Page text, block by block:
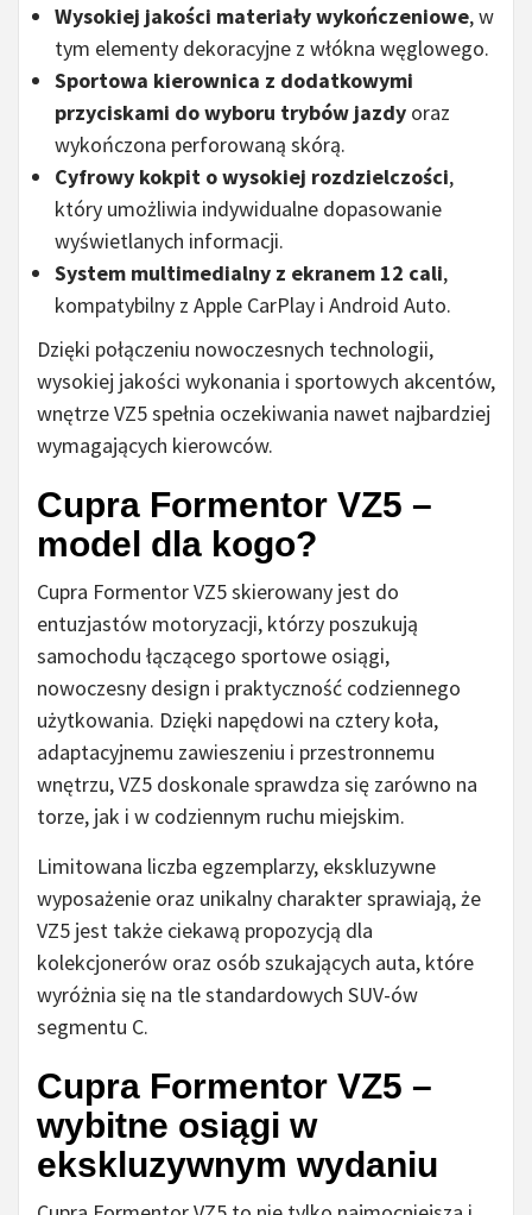
Wysokiej jakości materiały wykończeniowe, w
tym elementy dekoracyjne z włókna węglowego.
Sportowa kierownica z dodatkowymi
przyciskami do wyboru trybów jazdy oraz
wykończona perforowaną skórą.
Cyfrowy kokpit o wysokiej rozdzielczości,
który umożliwia indywidualne dopasowanie
wyświetlanych informacji.
System multimedialny z ekranem 12 cali,
kompatybilny z Apple CarPlay i Android Auto.
Dzięki połączeniu nowoczesnych technologii,
wysokiej jakości wykonania i sportowych akcentów,
wnętrze VZ5 spełnia oczekiwania nawet najbardziej
wymagających kierowców.
Cupra Formentor VZ5 –
model dla kogo?
Cupra Formentor VZ5 skierowany jest do
entuzjastów motoryzacji, którzy poszukują
samochodu łączącego sportowe osiągi,
nowoczesny design i praktyczność codziennego
użytkowania. Dzięki napędowi na cztery koła,
adaptacyjnemu zawieszeniu i przestronnemu
wnętrzu, VZ5 doskonale sprawdza się zarówno na
torze, jak i w codziennym ruchu miejskim.
Limitowana liczba egzemplarzy, ekskluzywne
wyposażenie oraz unikalny charakter sprawiają, że
VZ5 jest także ciekawą propozycją dla
kolekcjonerów oraz osób szukających auta, które
wyróżnia się na tle standardowych SUV-ów
segmentu C.
Cupra Formentor VZ5 –
wybitne osiągi w
ekskluzywnym wydaniu